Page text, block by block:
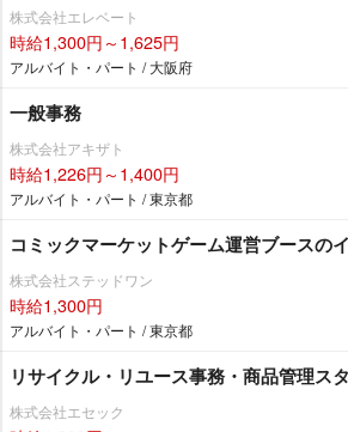
株式会社エレベート
時給1,300円～1,625円
アルバイト・パート / 大阪府
一般事務
株式会社アキザト
時給1,226円～1,400円
アルバイト・パート / 東京都
コミックマーケットゲーム運営ブースの
株式会社ステッドワン
時給1,300円
アルバイト・パート / 東京都
リサイクル・リユース事務・商品管理ス
株式会社エセック